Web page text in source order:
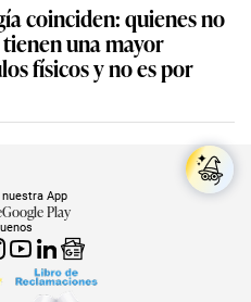
coinciden: quienes no
una mayor
físicos y no es por
App
Google Play